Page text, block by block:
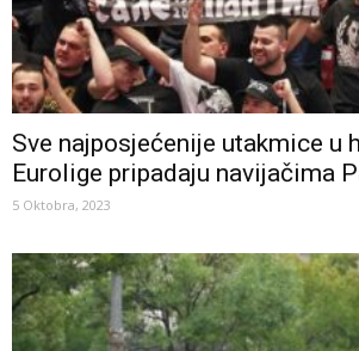
Sve najposjećenije utakmice u
Eurolige pripadaju navijačima
5 Oktobra, 2023